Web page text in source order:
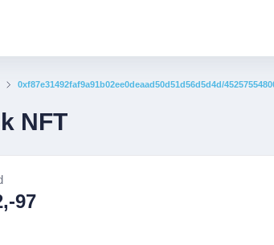
0xf87e31492faf9a91b02ee0deaad50d51d56d5d4d/
NFT
97